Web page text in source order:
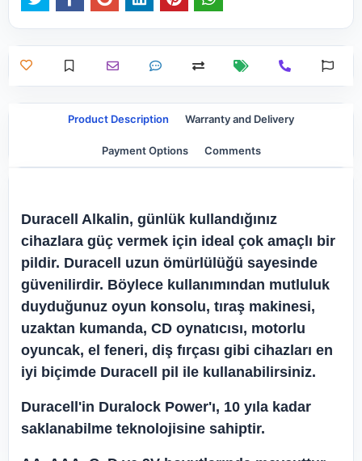
Product Description Warranty and Delivery
Payment Options Comments
Duracell Alkalin, günlük kullandığınız
cihazlara güç vermek için ideal çok amaçlı bir
pildir. Duracell uzun ömürlülüğü sayesinde
güvenilirdir. Böylece kullanımından mutluluk
duyduğunuz oyun konsolu, tıraş makinesi,
uzaktan kumanda, CD oynatıcısı, motorlu
oyuncak, el feneri, diş fırçası gibi cihazları en
iyi biçimde Duracell pil ile kullanabilirsiniz.
Duracell'in Duralock Power'ı, 10 yıla kadar
saklanabilme teknolojisine sahiptir.